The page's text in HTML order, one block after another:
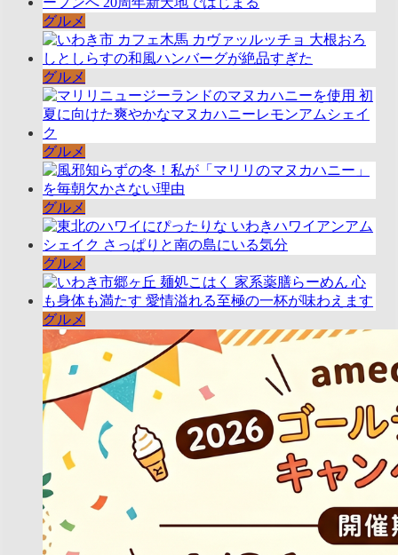
グルメ
グルメ
グルメ
グルメ
グルメ
グルメ